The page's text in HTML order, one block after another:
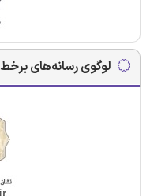
لوگوی رسانه‌های برخط